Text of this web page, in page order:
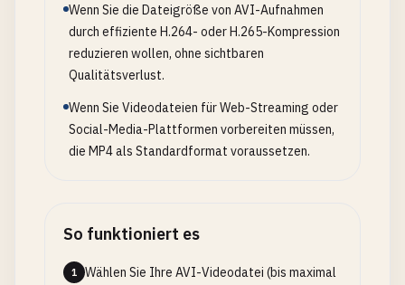
Wenn Sie die Dateigröße von AVI-Aufnahmen
durch effiziente H.264- oder H.265-Kompression
reduzieren wollen, ohne sichtbaren
Qualitätsverlust.
Wenn Sie Videodateien für Web-Streaming oder
Social-Media-Plattformen vorbereiten müssen,
die MP4 als Standardformat voraussetzen.
So funktioniert es
1
Wählen Sie Ihre AVI-Videodatei (bis maximal